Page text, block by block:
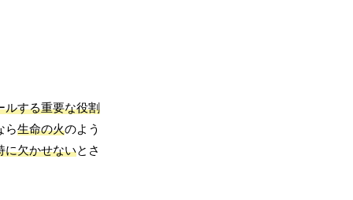
ルする重要な役割
ら生命の火のよう
に欠かせないとさ